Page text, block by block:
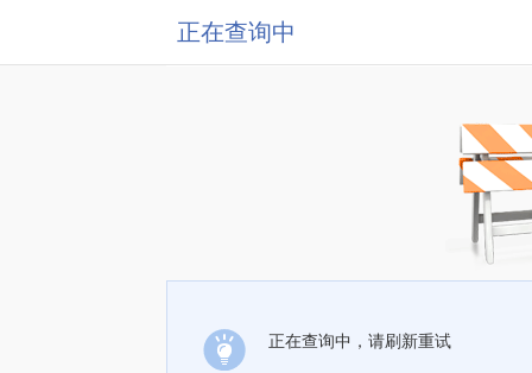
正在查询中
正在查询中，请刷新重试